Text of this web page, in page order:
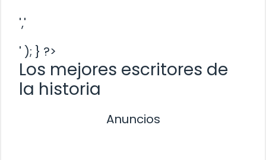
','
' ); } ?>
Los mejores escritores de
la historia
Anuncios